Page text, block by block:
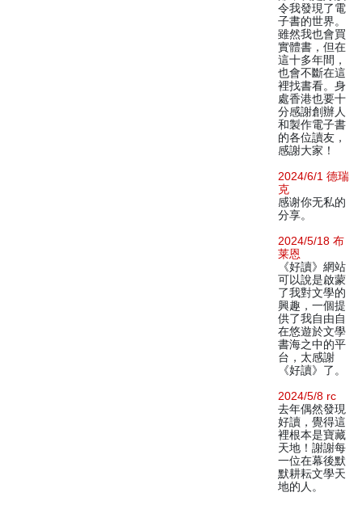
令我發現了電
子書的世界。
雖然我也會買
實體書，但在
這十多年間，
也會不斷在這
裡找書看。身
處香港也要十
分感謝創辦人
和製作電子書
的各位讀友，
感謝大家！
2024/6/1 德瑞
克
感谢你无私的
分享。
2024/5/18 布
莱恩
《好讀》網站
可以說是啟蒙
了我對文學的
興趣，一個提
供了我自由自
在悠遊於文學
書海之中的平
台，太感謝
《好讀》了。
2024/5/8 rc
去年偶然發現
好讀，覺得這
裡根本是寶藏
天地！謝謝每
一位在幕後默
默耕耘文學天
地的人。